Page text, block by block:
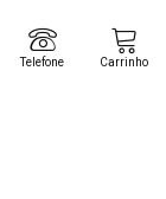
Telefone Carrinho